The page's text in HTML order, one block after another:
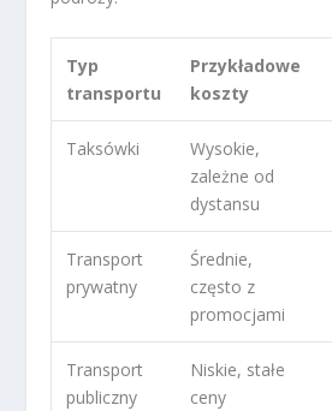
Typ
transportu
Przykładowe
koszty
Taksówki
Wysokie,
zależne od
dystansu
Transport
prywatny
Średnie,
często z
promocjami
Transport
publiczny
Niskie, stałe
ceny